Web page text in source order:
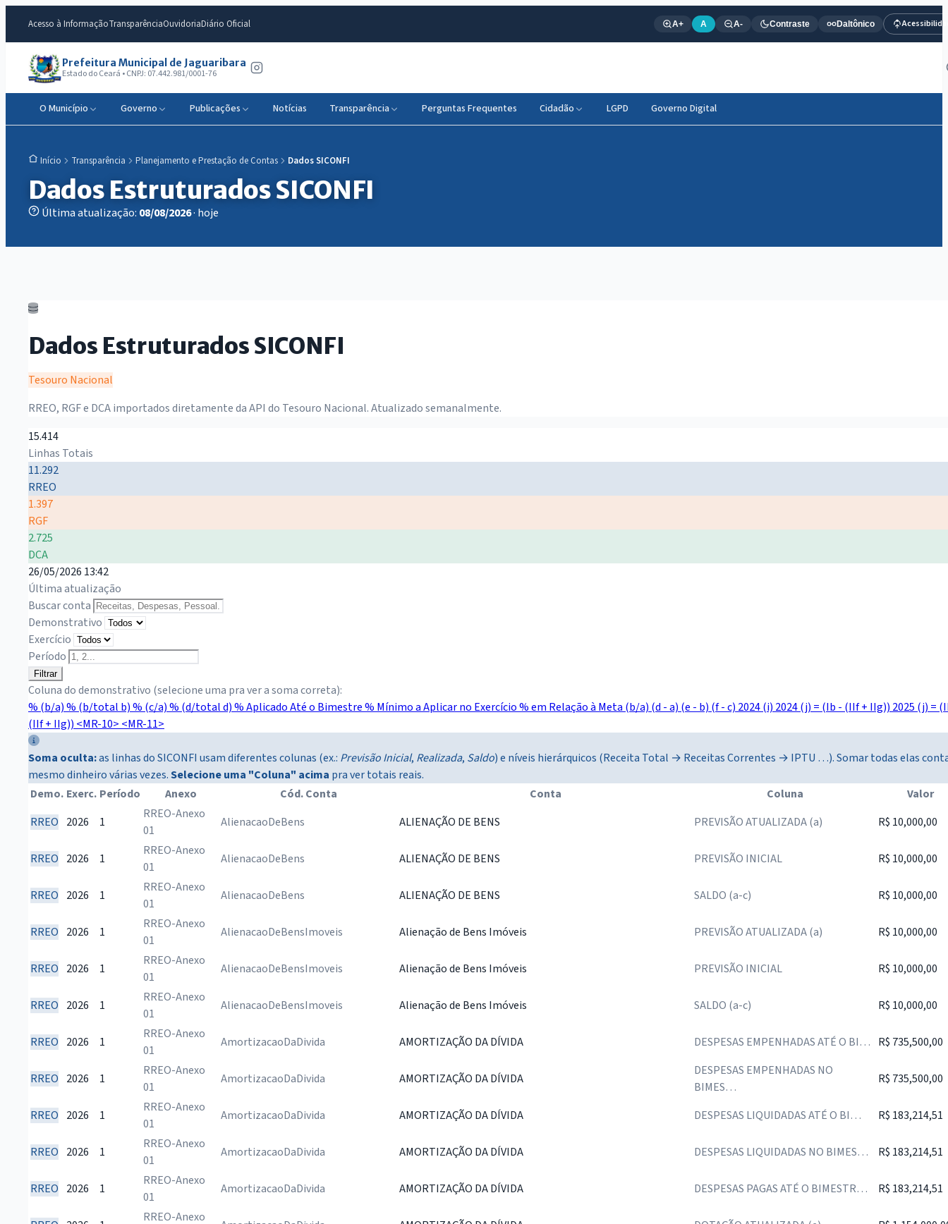
Acesso à InformaçãoTransparênciaOuvidoriaDiário Oficial A+ A A- Contraste Daltônico
Prefeitura Municipal de Jaguaribara
Estado do Ceará • CNPJ: 07.442.981/0001-76
O Município Governo Publicações Notícias Transparência Perguntas Frequentes Cidadão LGPD Governo Digital
Início Transparência Planejamento e Prestação de Contas Dados SICONFI
Dados Estruturados SICONFI
Última atualização: 08/08/2026· hoje
Dados Estruturados SICONFI
Tesouro Nacional
RREO, RGF e DCA importados diretamente da API do Tesouro Nacional. Atualizado semanalmente.
15.414
Linhas Totais
11.292
RREO
1.397
RGF
2.725
DCA
26/05/2026 13:42
Última atualização
Buscar conta
Demonstrativo
Exercício
Período
Filtrar
Coluna do demonstrativo (selecione uma pra ver a soma correta):
% (b/a)% (b/total b)% (c/a)% (d/total d)% Aplicado Até o Bimestre% Mínimo a Aplicar no Exercício% em Relação à Meta (b/a)(d - a)(e - b)(f - c)2024 (i)2024 (j) = (Ib - (IIf + IIg))2025 (j) =
(IIf + IIg))<MR-10><MR-11>
Soma oculta:as linhas do SICONFI usam diferentes colunas (ex.: Previsão Inicial, Realizada, Saldo) e níveis hierárquicos (Receita Total → Receitas Correntes → IPTU …). Somar todas elas
mesmo dinheiro várias vezes.Selecione uma "Coluna" acima pra ver totais reais.
Demo. Exerc. Período Anexo Cód. Conta Conta Coluna
Valor
RREO 2026 1
RREO-Anexo
01
AlienacaoDeBens ALIENAÇÃO DE BENS PREVISÃO ATUALIZADA (a) R$ 10,000,00
RREO 2026 1
RREO-Anexo
01
AlienacaoDeBens ALIENAÇÃO DE BENS PREVISÃO INICIAL R$ 10,000,00
RREO 2026 1
RREO-Anexo
01
AlienacaoDeBens ALIENAÇÃO DE BENS SALDO (a-c) R$ 10,000,00
RREO 2026 1
RREO-Anexo
01
AlienacaoDeBensImoveis Alienação de Bens Imóveis PREVISÃO ATUALIZADA (a) R$ 10,000,00
RREO 2026 1
RREO-Anexo
01
AlienacaoDeBensImoveis Alienação de Bens Imóveis PREVISÃO INICIAL R$ 10,000,00
RREO 2026 1
RREO-Anexo
01
AlienacaoDeBensImoveis Alienação de Bens Imóveis SALDO (a-c) R$ 10,000,00
RREO 2026 1
RREO-Anexo
01
AmortizacaoDaDivida AMORTIZAÇÃO DA DÍVIDA DESPESAS EMPENHADAS ATÉ O BI… R$ 735,500,00
RREO 2026 1
RREO-Anexo
01
AmortizacaoDaDivida AMORTIZAÇÃO DA DÍVIDA
DESPESAS EMPENHADAS NO
BIMES…
R$ 735,500,00
RREO 2026 1
RREO-Anexo
01
AmortizacaoDaDivida AMORTIZAÇÃO DA DÍVIDA DESPESAS LIQUIDADAS ATÉ O BI… R$ 183,214,51
RREO 2026 1
RREO-Anexo
01
AmortizacaoDaDivida AMORTIZAÇÃO DA DÍVIDA DESPESAS LIQUIDADAS NO BIMES… R$ 183,214,51
RREO 2026 1
RREO-Anexo
01
AmortizacaoDaDivida AMORTIZAÇÃO DA DÍVIDA DESPESAS PAGAS ATÉ O BIMESTR… R$ 183,214,51
RREO-Anexo